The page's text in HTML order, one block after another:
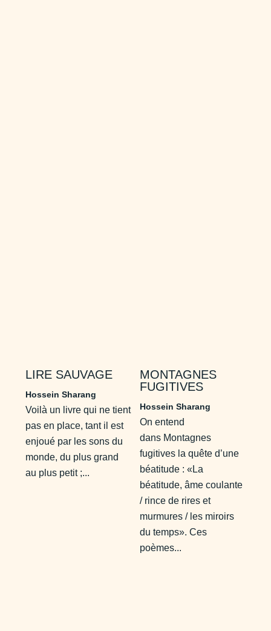
LIRE SAUVAGE
Hossein Sharang
Voilà un livre qui ne tient
pas en place, tant il est
enjoué par les sons du
monde, du plus grand
au plus petit ;...
MONTAGNES
FUGITIVES
Hossein Sharang
On entend
dans Montagnes
fugitives la quête d’une
béatitude : «La
béatitude, âme coulante
/ rince de rires et
murmures / les miroirs
du temps». Ces
poèmes...